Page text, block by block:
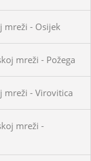
mreži - Osijek
mreži - Požega
mreži - Virovitica
mreži -